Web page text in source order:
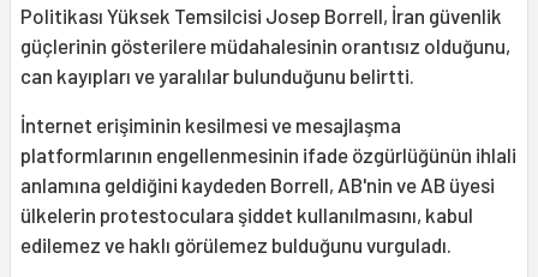
Politikası Yüksek Temsilcisi Josep Borrell, İran güvenlik
güçlerinin gösterilere müdahalesinin orantısız olduğunu,
can kayıpları ve yaralılar bulunduğunu belirtti.
İnternet erişiminin kesilmesi ve mesajlaşma
platformlarının engellenmesinin ifade özgürlüğünün ihlali
anlamına geldiğini kaydeden Borrell, AB'nin ve AB üyesi
ülkelerin protestoculara şiddet kullanılmasını, kabul
edilemez ve haklı görülemez bulduğunu vurguladı.